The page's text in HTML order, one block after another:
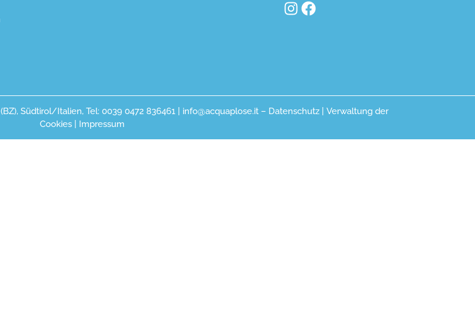
Südtirol/Italien, Tel: 0039 0472 836461 | info@acquaplose.it – Datenschutz
Verwaltung der
Cookies| Impressum